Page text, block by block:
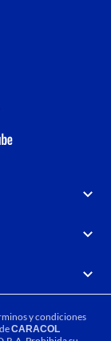
youtube-
y condiciones
CARACOL